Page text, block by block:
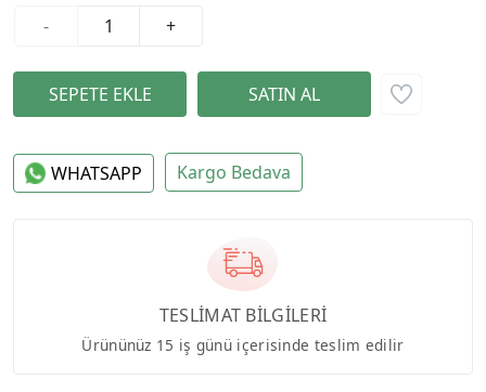
-
+
WHATSAPP Kargo Bedava
TESLİMAT BİLGİLERİ
Ürününüz 15 iş günü içerisinde teslim edilir